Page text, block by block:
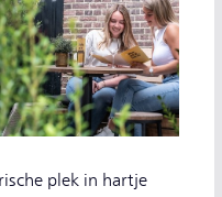
plek in hartje